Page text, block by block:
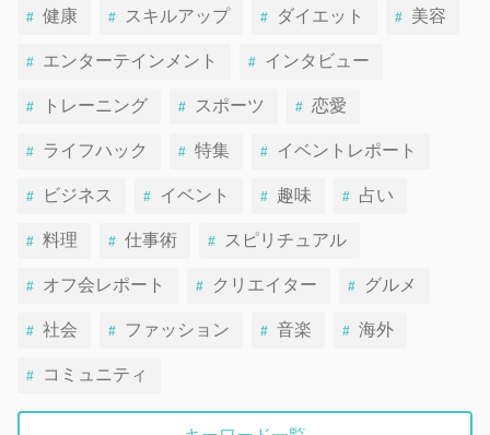
健康 スキルアップ ダイエット 美容
エンターテインメント インタビュー
トレーニング スポーツ 恋愛
ライフハック 特集 イベントレポート
ビジネス イベント 趣味 占い
料理 仕事術 スピリチュアル
オフ会レポート クリエイター グルメ
社会 ファッション 音楽 海外
コミュニティ